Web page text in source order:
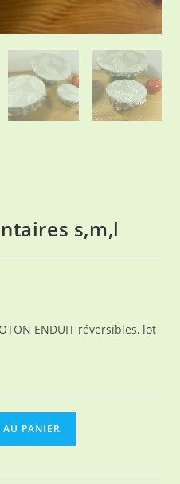
s,m,l
ENDUIT réversibles, lot
AU PANIER